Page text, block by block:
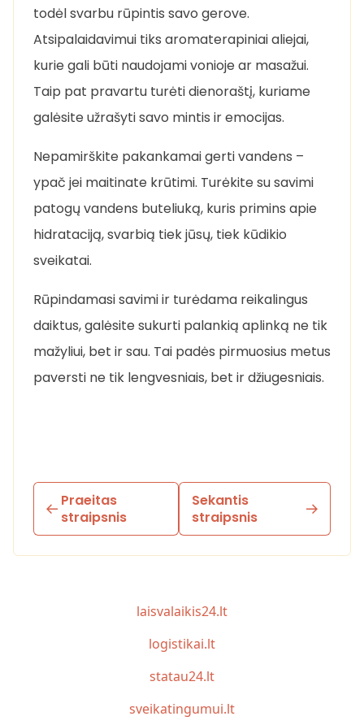
todėl svarbu rūpintis savo gerove.
Atsipalaidavimui tiks aromaterapiniai aliejai,
kurie gali būti naudojami vonioje ar masažui.
Taip pat pravartu turėti dienoraštį, kuriame
galėsite užrašyti savo mintis ir emocijas.
Nepamirškite pakankamai gerti vandens –
ypač jei maitinate krūtimi. Turėkite su savimi
patogų vandens buteliuką, kuris primins apie
hidrataciją, svarbią tiek jūsų, tiek kūdikio
sveikatai.
Rūpindamasi savimi ir turėdama reikalingus
daiktus, galėsite sukurti palankią aplinką ne tik
mažyliui, bet ir sau. Tai padės pirmuosius metus
paversti ne tik lengvesniais, bet ir džiugesniais.
Praeitas
straipsnis
Sekantis
straipsnis
laisvalaikis24.lt
logistikai.lt
statau24.lt
sveikatingumui.lt